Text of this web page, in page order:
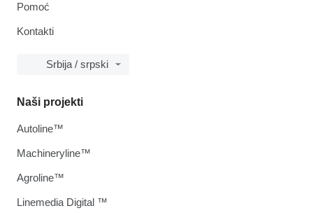
Pomoć
Kontakti
Srbija / srpski
Naši projekti
Autoline™
Machineryline™
Agroline™
Linemedia Digital ™